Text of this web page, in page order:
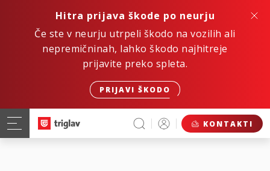
Hitra prijava škode po neurju
Če ste v neurju utrpeli škodo na vozilih ali
nepremičninah, lahko škodo najhitreje
prijavite preko spleta.
PRIJAVI ŠKODO
KONTAKTI